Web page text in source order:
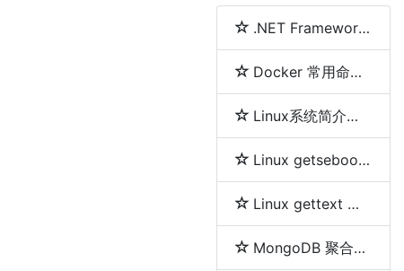
.NET Framework、.NET Core、.NET 5、.NET 6和.NET 7 简介及区别
Docker 常用命令详解
Linux系统简介及各发行版之间区别
Linux getsebool 命令
Linux gettext 命令
MongoDB 聚合分组等及删除重复数据的方法